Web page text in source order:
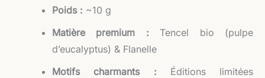
Poids : ~10 g
Matière premium : Tencel bio (pulpe
d’eucalyptus) & Flanelle
Motifs charmants : Éditions limitées